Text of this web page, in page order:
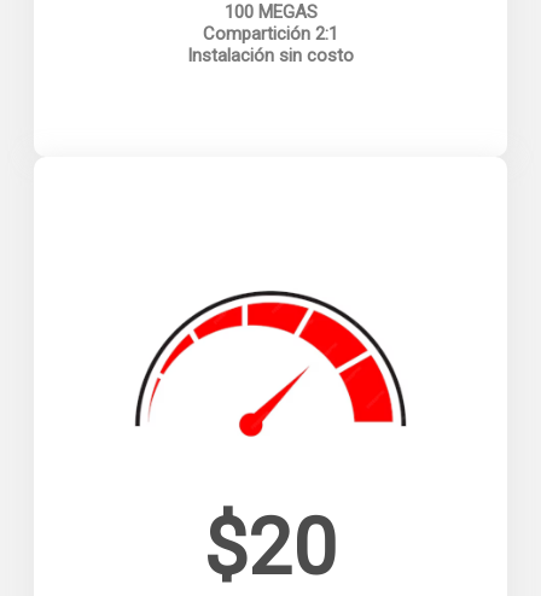
100 MEGAS
Compartición 2:1
Instalación sin costo
$20